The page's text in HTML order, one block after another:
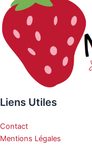
Liens Utiles
Contact
Mentions Légales